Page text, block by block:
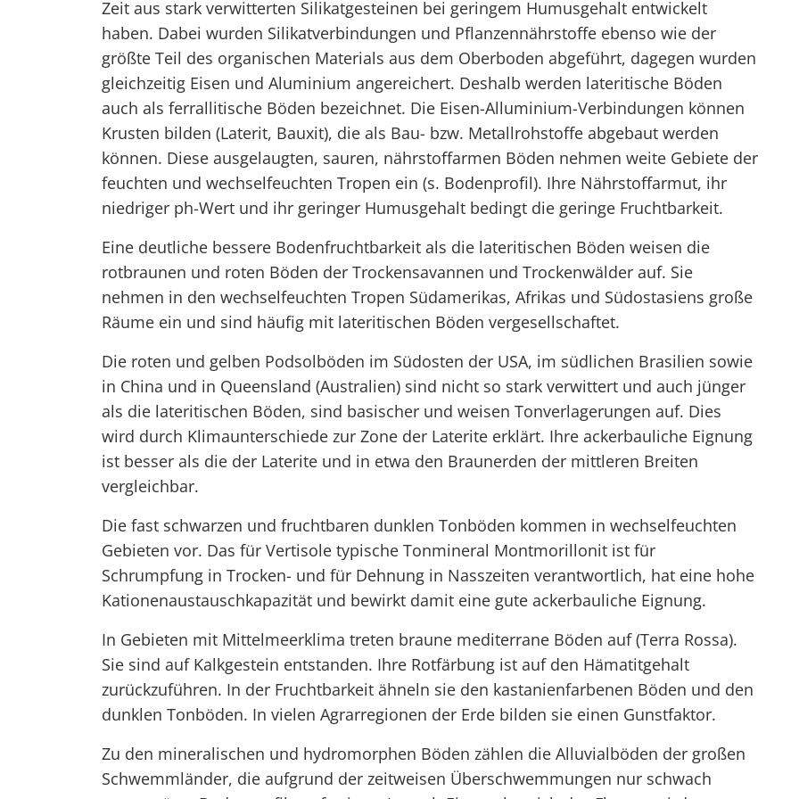
Zeit aus stark verwitterten Silikatgesteinen bei geringem Humusgehalt entwickelt
haben. Dabei wurden Silikatverbindungen und Pflanzennährstoffe ebenso wie der
größte Teil des organischen Materials aus dem Oberboden abgeführt, dagegen wurden
gleichzeitig Eisen und Aluminium angereichert. Deshalb werden lateritische Böden
auch als ferrallitische Böden bezeichnet. Die Eisen-Alluminium-Verbindungen können
Krusten bilden (Laterit, Bauxit), die als Bau- bzw. Metallrohstoffe abgebaut werden
können. Diese ausgelaugten, sauren, nährstoffarmen Böden nehmen weite Gebiete der
feuchten und wechselfeuchten Tropen ein (s. Bodenprofil). Ihre Nährstoffarmut, ihr
niedriger ph-Wert und ihr geringer Humusgehalt bedingt die geringe Fruchtbarkeit.
Eine deutliche bessere Bodenfruchtbarkeit als die lateritischen Böden weisen die
rotbraunen und roten Böden der Trockensavannen und Trockenwälder auf. Sie
nehmen in den wechselfeuchten Tropen Südamerikas, Afrikas und Südostasiens große
Räume ein und sind häufig mit lateritischen Böden vergesellschaftet.
Die roten und gelben Podsolböden im Südosten der USA, im südlichen Brasilien sowie
in China und in Queensland (Australien) sind nicht so stark verwittert und auch jünger
als die lateritischen Böden, sind basischer und weisen Tonverlagerungen auf. Dies
wird durch Klimaunterschiede zur Zone der Laterite erklärt. Ihre ackerbauliche Eignung
ist besser als die der Laterite und in etwa den Braunerden der mittleren Breiten
vergleichbar.
Die fast schwarzen und fruchtbaren dunklen Tonböden kommen in wechselfeuchten
Gebieten vor. Das für Vertisole typische Tonmineral Montmorillonit ist für
Schrumpfung in Trocken- und für Dehnung in Nasszeiten verantwortlich, hat eine hohe
Kationenaustauschkapazität und bewirkt damit eine gute ackerbauliche Eignung.
In Gebieten mit Mittelmeerklima treten braune mediterrane Böden auf (Terra Rossa).
Sie sind auf Kalkgestein entstanden. Ihre Rotfärbung ist auf den Hämatitgehalt
zurückzuführen. In der Fruchtbarkeit ähneln sie den kastanienfarbenen Böden und den
dunklen Tonböden. In vielen Agrarregionen der Erde bilden sie einen Gunstfaktor.
Zu den mineralischen und hydromorphen Böden zählen die Alluvialböden der großen
Schwemmländer, die aufgrund der zeitweisen Überschwemmungen nur schwach